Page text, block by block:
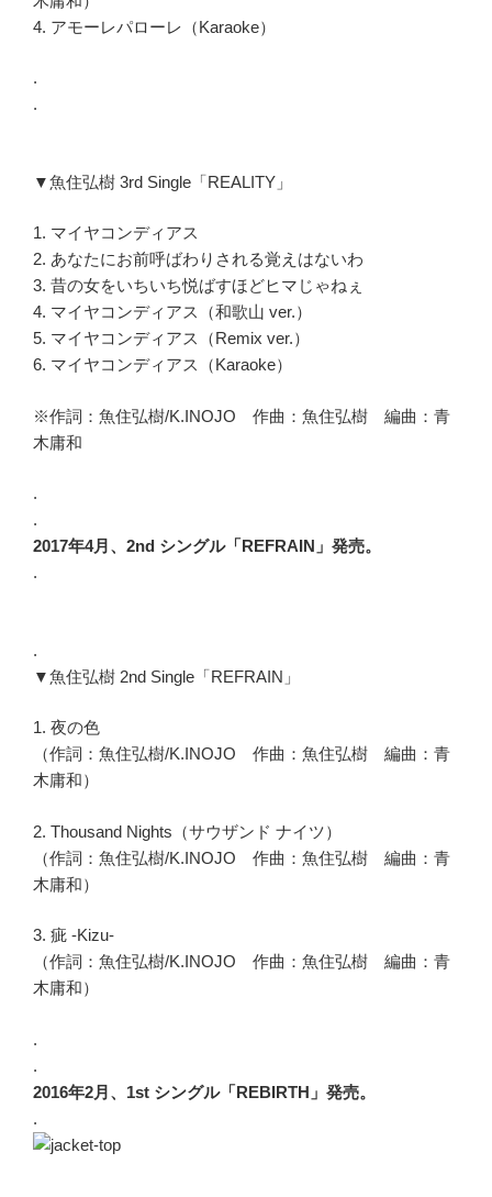
4. アモーレパローレ（Karaoke）
.
.
▼魚住弘樹 3rd Single「REALITY」
1. マイヤコンディアス
2. あなたにお前呼ばわりされる覚えはないわ
3. 昔の女をいちいち悦ばすほどヒマじゃねぇ
4. マイヤコンディアス（和歌山 ver.）
5. マイヤコンディアス（Remix ver.）
6. マイヤコンディアス（Karaoke）
※作詞：魚住弘樹/K.INOJO 作曲：魚住弘樹 編曲：青
木庸和
.
.
2017年4月、2nd シングル「REFRAIN」発売。
.
.
▼魚住弘樹 2nd Single「REFRAIN」
1. 夜の色
（作詞：魚住弘樹/K.INOJO 作曲：魚住弘樹 編曲：青
木庸和）
2. Thousand Nights（サウザンド ナイツ）
（作詞：魚住弘樹/K.INOJO 作曲：魚住弘樹 編曲：青
木庸和）
3. 疵 -Kizu-
（作詞：魚住弘樹/K.INOJO 作曲：魚住弘樹 編曲：青
木庸和）
.
.
2016年2月、1st シングル「REBIRTH」発売。
.